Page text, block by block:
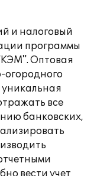
и налоговый
программы
Оптовая
огородного
все
банковских,
вести учет